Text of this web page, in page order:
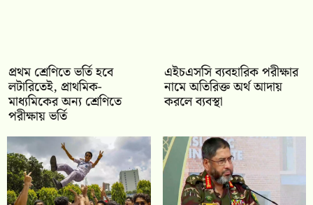
প্রথম শ্রেণিতে ভর্তি হবে
লটারিতেই, প্রাথমিক-
মাধ্যমিকের অন্য শ্রেণিতে
পরীক্ষায় ভর্তি
এইচএসসি ব্যবহারিক পরীক্ষার
নামে অতিরিক্ত অর্থ আদায়
করলে ব্যবস্থা